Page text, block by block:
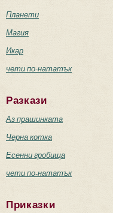
Планети
Магия
Икар
чети по-нататък
Разкази
Аз прашинката
Черна котка
Есенни гробища
чети по-нататък
Приказки